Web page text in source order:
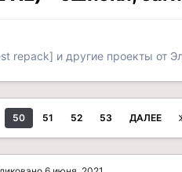
repack] и другие проекты от
50 51 52 53 ДАЛЕЕ